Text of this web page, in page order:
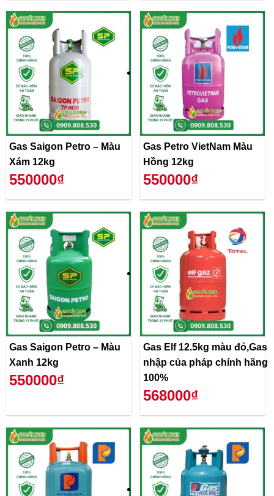
Gas Saigon Petro – Màu
Xám 12kg
550000₫
Gas Petro VietNam Màu
Hồng 12kg
550000₫
Gas Saigon Petro – Màu
Xanh 12kg
550000₫
Gas Elf 12.5kg màu đỏ,Gas
nhập của pháp chính hãng
100%
568000₫